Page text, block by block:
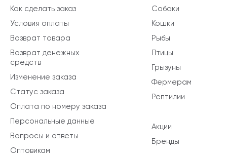
Собаки
Кошки
Рыбы
Птицы
Грызуны
Фермерам
Рептилии
Акции
Бренды
Как сделать заказ
Условия оплаты
Возврат товара
Возврат денежных
средств
Изменение заказа
Статус заказа
Оплата по номеру заказа
Персональные данные
Вопросы и ответы
Оптовикам